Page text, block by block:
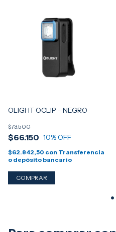
OLIGHT OCLIP - NEGRO
$66.150
$73.500
10% OFF
$62.842,50 con Transferencia
o depósito bancario